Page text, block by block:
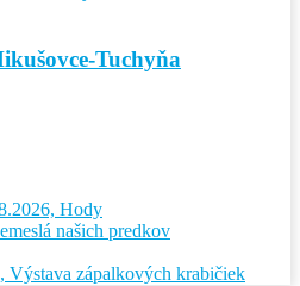
Tuchyňa
Hody
našich predkov
Výstava zápalkových krabičiek